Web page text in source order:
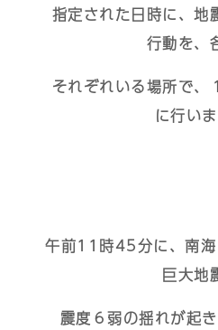
指定された日時に、地
行動を、
それぞれいる場所で、
に行いま
午前11時45分に、南
巨大地
震度６弱の揺れが起